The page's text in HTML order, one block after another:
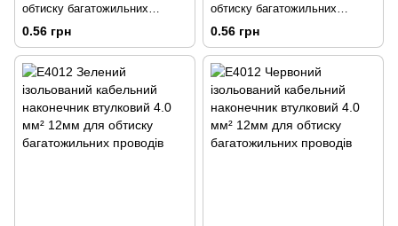
обтиску багатожильних
проводів
0.56 грн
обтиску багатожильних
проводів
0.56 грн